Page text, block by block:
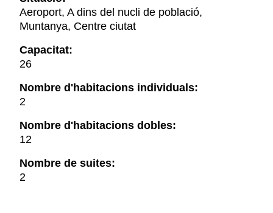
Aeroport, A dins del nucli de població,
Muntanya, Centre ciutat
Capacitat:
26
Nombre d'habitacions individuals:
2
Nombre d'habitacions dobles:
12
Nombre de suites:
2